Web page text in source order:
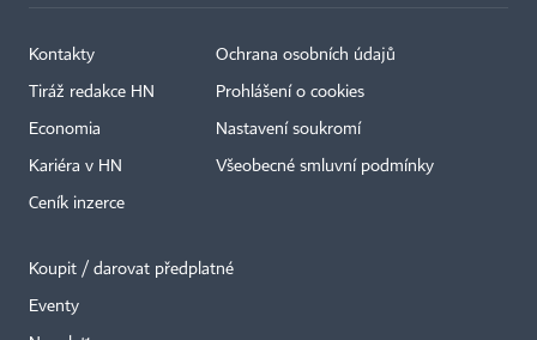
Kontakty
Tiráž redakce HN
Economia
Kariéra v HN
Ceník inzerce
Ochrana osobních údajů
Prohlášení o cookies
Nastavení soukromí
Všeobecné smluvní podmínky
Koupit / darovat předplatné
Eventy